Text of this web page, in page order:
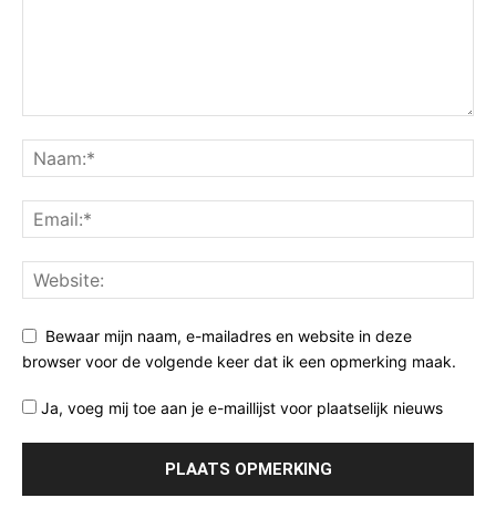
Bewaar mijn naam, e-mailadres en website in deze
browser voor de volgende keer dat ik een opmerking maak.
Ja, voeg mij toe aan je e-maillijst voor plaatselijk nieuws